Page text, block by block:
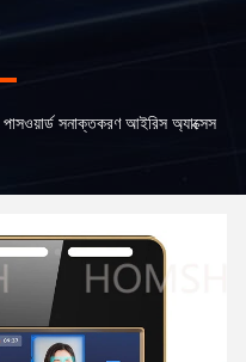
পাসওয়ার্ড সনাক্তকরণ আইরিস অ্যাক্সেস